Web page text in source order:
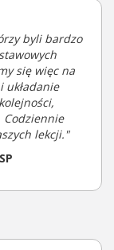
byli bardzo
się więc na
układanie
lekcji."